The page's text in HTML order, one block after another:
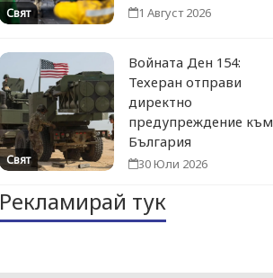
Свят 1 Август 2026
Свят
Войната Ден 154:
Техеран отправи
директно
предупреждение към
България
30 Юли 2026
Рекламирай тук